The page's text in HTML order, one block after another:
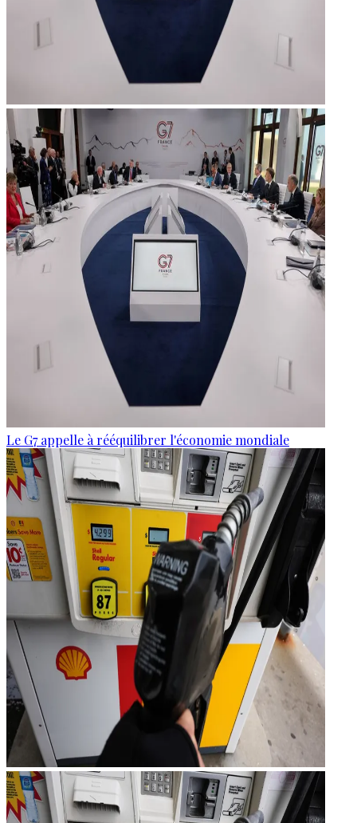
Le G7 appelle à rééquilibrer l'économie mondiale